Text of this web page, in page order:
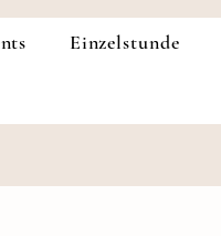
Einzelstunde